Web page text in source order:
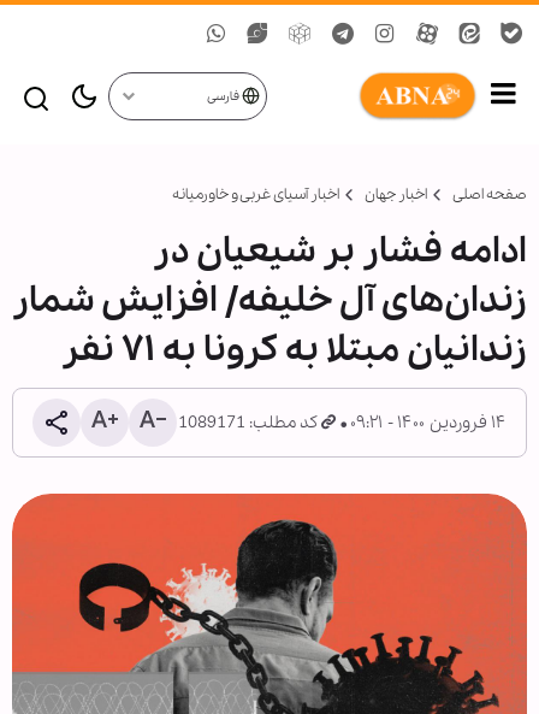
فارسی
صفحه اصلی اخبار جهان اخبار آسیای غربی و خاورمیانه
ادامه فشار بر شیعیان در
زندان‌های آل خلیفه/ افزايش شمار
زندانیان مبتلا به کرونا به ۷۱ نفر
۱۴ فروردین ۱۴۰۰ - ۰۹:۲۱ کد مطلب: 1089171